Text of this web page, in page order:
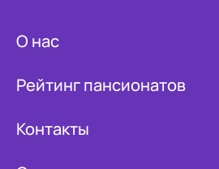
О нас
Рейтинг пансионатов
Контакты